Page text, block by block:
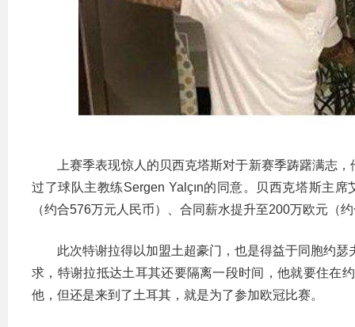
上赛季表现惊人的贝西克塔斯对于新赛季踌躇满志
过了球队主教练Sergen Yalçın的同意。贝西克塔斯主
（约合576万元人民币）、合同薪水提升至200万欧元（
此次特谢拉得以加盟土超豪门，也是得益于同胞约
求，特谢拉抵达土耳其还要隔离一段时间，他就要住在
他，但还是来到了土耳其，就是为了参加欧冠比赛。